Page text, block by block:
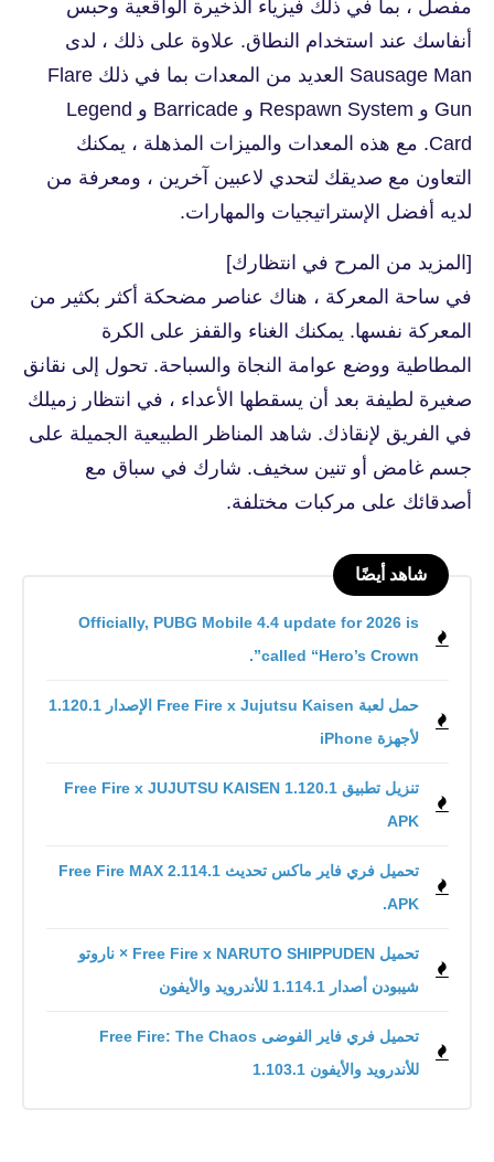
مفصل ، بما في ذلك فيزياء الذخيرة الواقعية وحبس
أنفاسك عند استخدام النطاق. علاوة على ذلك ، لدى
Sausage Man العديد من المعدات بما في ذلك Flare
Gun و Respawn System و Barricade و Legend
Card. مع هذه المعدات والميزات المذهلة ، يمكنك
التعاون مع صديقك لتحدي لاعبين آخرين ، ومعرفة من
لديه أفضل الإستراتيجيات والمهارات.
[المزيد من المرح في انتظارك]
في ساحة المعركة ، هناك عناصر مضحكة أكثر بكثير من
المعركة نفسها. يمكنك الغناء والقفز على الكرة
المطاطية ووضع عوامة النجاة والسباحة. تحول إلى نقانق
صغيرة لطيفة بعد أن يسقطها الأعداء ، في انتظار زميلك
في الفريق لإنقاذك. شاهد المناظر الطبيعية الجميلة على
جسم غامض أو تنين سخيف. شارك في سباق مع
أصدقائك على مركبات مختلفة.
شاهد أيضًا
Officially, PUBG Mobile 4.4 update for 2026 is
called “Hero’s Crown”.
حمل لعبة Free Fire x Jujutsu Kaisen الإصدار 1.120.1
لأجهزة iPhone
تنزيل تطبيق Free Fire x JUJUTSU KAISEN 1.120.1
APK
تحميل فري فاير ماكس تحديث 2.114.1 Free Fire MAX
.APK
تحميل Free Fire x NARUTO SHIPPUDEN × ناروتو
شيبودن أصدار 1.114.1 للأندرويد والأيفون
للأندرويد والأيفون 1.103.1